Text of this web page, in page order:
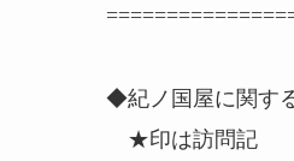
◆紀ノ国屋に関す
★印は訪問記